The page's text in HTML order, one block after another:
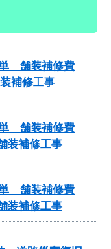
単 舗装補修費
補修工事
単 舗装補修費
装補修工事
単 舗装補修費
装補修工事